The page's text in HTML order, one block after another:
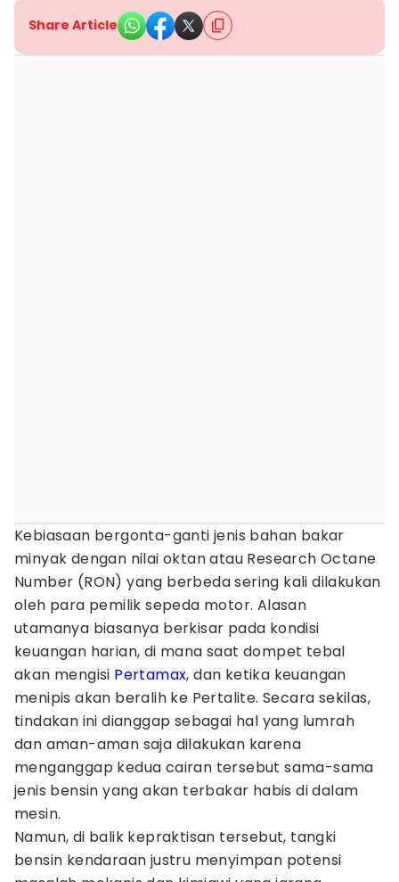
Share Article
Kebiasaan bergonta-ganti jenis bahan bakar
minyak dengan nilai oktan atau Research Octane
Number (RON) yang berbeda sering kali dilakukan
oleh para pemilik sepeda motor. Alasan
utamanya biasanya berkisar pada kondisi
keuangan harian, di mana saat dompet tebal
akan mengisi Pertamax, dan ketika keuangan
menipis akan beralih ke Pertalite. Secara sekilas,
tindakan ini dianggap sebagai hal yang lumrah
dan aman-aman saja dilakukan karena
menganggap kedua cairan tersebut sama-sama
jenis bensin yang akan terbakar habis di dalam
mesin.
Namun, di balik kepraktisan tersebut, tangki
bensin kendaraan justru menyimpan potensi